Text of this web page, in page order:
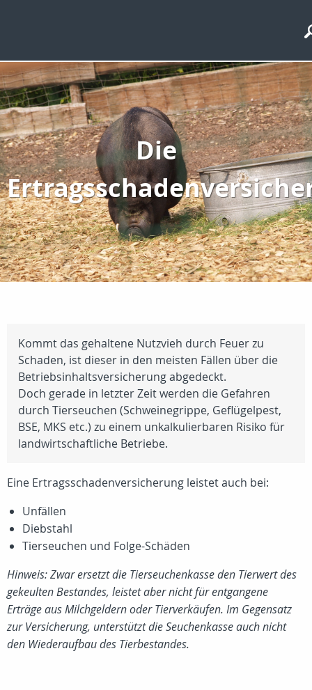
Die
Kommt das gehaltene Nutzvieh durch Feuer zu
Schaden, ist dieser in den meisten Fällen über die
Betriebsinhaltsversicherung abgedeckt.
Doch gerade in letzter Zeit werden die Gefahren
durch Tierseuchen (Schweinegrippe, Geflügelpest,
BSE, MKS etc.) zu einem unkalkulierbaren Risiko für
landwirtschaftliche Betriebe.
Eine Ertragsschadenversicherung leistet auch bei:
Unfällen
Diebstahl
Tierseuchen und Folge-Schäden
Hinweis: Zwar ersetzt die Tierseuchenkasse den Tierwert des
gekeulten Bestandes, leistet aber nicht für entgangene
Erträge aus Milchgeldern oder Tierverkäufen. Im Gegensatz
zur Versicherung, unterstützt die Seuchenkasse auch nicht
den Wiederaufbau des Tierbestandes.